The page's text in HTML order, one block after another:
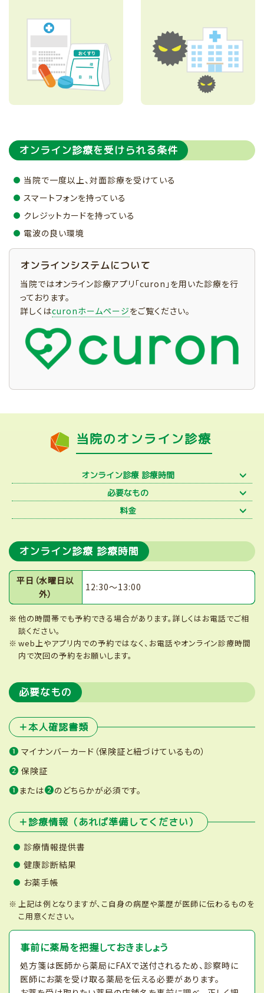
オンライン診療を受けられる条件
当院で一度以上、対面診療を受けている
スマートフォンを持っている
クレジットカードを持っている
電波の良い環境
オンラインシステムについて
当院ではオンライン診療アプリ「curon」を用いた診療を行
っております。
詳しくはcuronホームページをご覧ください。
当院のオンライン診療
オンライン診療 診療時間
必要なもの
料金
オンライン診療 診療時間
平日（水曜日以
外）
12:30～13:00
他の時間帯でも予約できる場合があります。詳しくはお電話でご相
談ください。
web上やアプリ内での予約ではなく、お電話やオンライン診療時間
内で次回の予約をお願いします。
必要なもの
＋本人確認書類
❶ マイナンバーカード（保険証と紐づけているもの）
❷ 保険証
❶または❷のどちらかが必須です。
＋診療情報（あれば準備してください）
診療情報提供書
健康診断結果
お薬手帳
上記は例となりますが、こ自身の病歴や薬歴が医師に伝わるものを
こ用意ください。
事前に薬局を把握しておきましょう
処方箋は医師から薬局にFAXで送付されるため、診察時に
医師にお薬を受け取る薬局を伝える必要があります。